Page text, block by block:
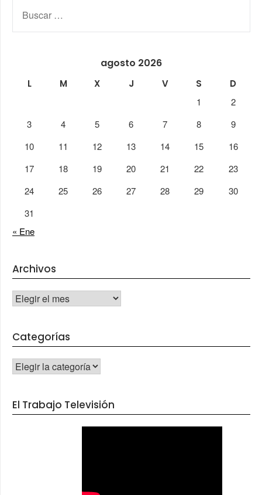
agosto 2026
L M X J V S
D
1
2
3
4 5 6 7 8
9
10
11 12 13 14 15
16
17
18 19 20 21 22
23
24
25 26 27 28 29
30
31
« Ene
Archivos
Archivos
Categorías
CATEGORÍAS
El Trabajo Televisión